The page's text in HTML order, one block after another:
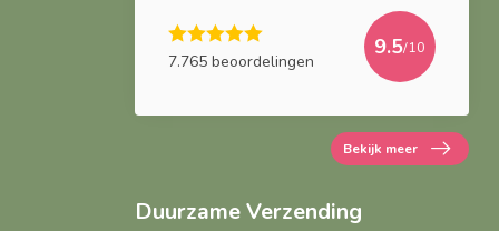
7.765 beoordelingen
9.5/10
Bekijk meer
Duurzame Verzending